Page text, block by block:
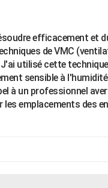
efficacement et
de VMC
utilisé cette
sensible à
à un professionnel
emplacements des